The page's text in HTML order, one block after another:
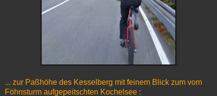
... zur Paßhöhe des Kesselberg mit feinem Blick zum vom
Föhnsturm aufgepeitschten Kochelsee :